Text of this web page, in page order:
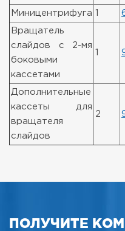
Миницентрифуга 1
Вращатель
слайдов с 2-мя
боковыми
кассетами
1
Дополнительные
кассеты для
вращателя
слайдов
2
ПОЛУЧИТЕ